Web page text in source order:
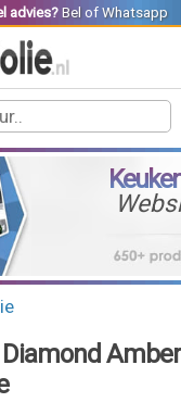
advies? Belof Whatsapp
Diamond